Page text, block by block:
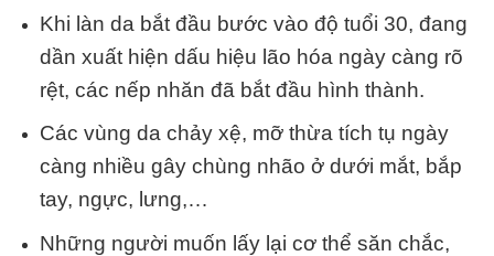
Khi làn da bắt đầu bước vào độ tuổi 30, đang
dần xuất hiện dấu hiệu lão hóa ngày càng rõ
rệt, các nếp nhăn đã bắt đầu hình thành.
Các vùng da chảy xệ, mỡ thừa tích tụ ngày
càng nhiều gây chùng nhão ở dưới mắt, bắp
tay, ngực, lưng,…
Những người muốn lấy lại cơ thể săn chắc,